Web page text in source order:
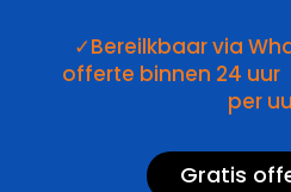
✓Bereilkbaar via
offerte binnen 24
per
Gratis